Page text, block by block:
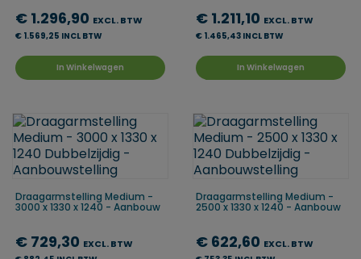
€ 1.296,90 EXCL. BTW
€ 1.569,25 INCL BTW
In Winkelwagen
€ 1.211,10 EXCL. BTW
€ 1.465,43 INCL BTW
In Winkelwagen
Draagarmstelling Medium -
3000 x 1330 x 1240 - Aanbouw
€ 729,30 EXCL. BTW
Draagarmstelling Medium -
2500 x 1330 x 1240 - Aanbouw
€ 622,60 EXCL. BTW